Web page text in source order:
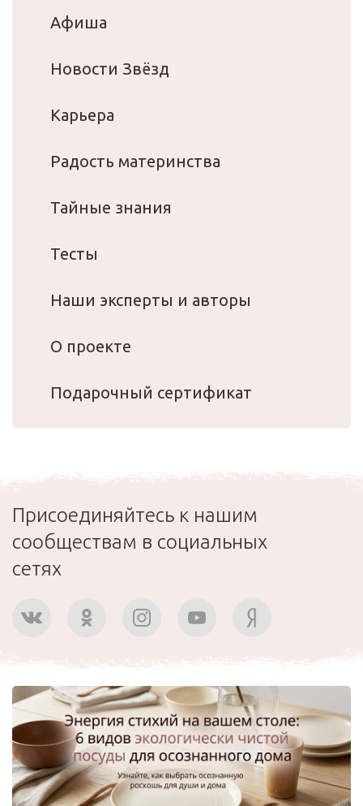
Афиша
Новости Звёзд
Карьера
Радость материнства
Тайные знания
Тесты
Наши эксперты и авторы
О проекте
Подарочный сертификат
Присоединяйтесь к нашим
сообществам в социальных
сетях